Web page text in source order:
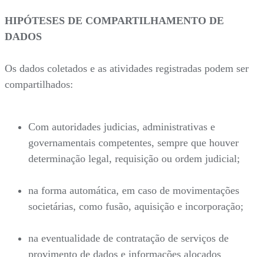
HIPÓTESES DE COMPARTILHAMENTO DE
DADOS
Os dados coletados e as atividades registradas podem ser
compartilhados:
Com autoridades judicias, administrativas e
governamentais competentes, sempre que houver
determinação legal, requisição ou ordem judicial;
na forma automática, em caso de movimentações
societárias, como fusão, aquisição e incorporação;
na eventualidade de contratação de serviços de
provimento de dados e informações alocados